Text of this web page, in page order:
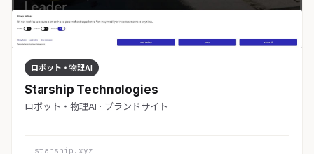
ロボット・物理AI
Starship Technologies
ロボット・物理AI · ブランドサイト
starship.xyz